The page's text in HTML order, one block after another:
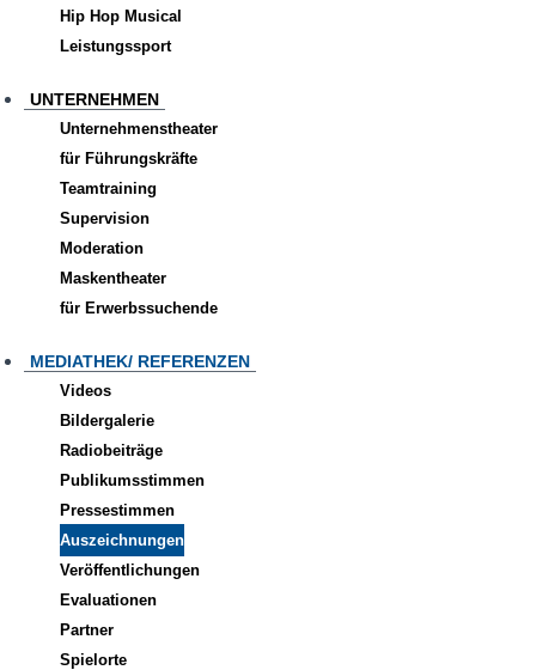
Hip Hop Musical
Leistungssport
UNTERNEHMEN
Unternehmenstheater
für Führungskräfte
Teamtraining
Supervision
Moderation
Maskentheater
für Erwerbssuchende
MEDIATHEK/ REFERENZEN
Videos
Bildergalerie
Radiobeiträge
Publikumsstimmen
Pressestimmen
Auszeichnungen
Veröffentlichungen
Evaluationen
Partner
Spielorte